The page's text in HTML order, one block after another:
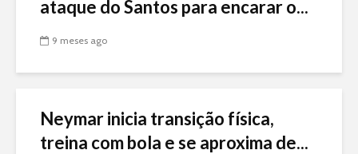
ataque do Santos para encarar o...
9 meses ago
Neymar inicia transição física,
treina com bola e se aproxima de...